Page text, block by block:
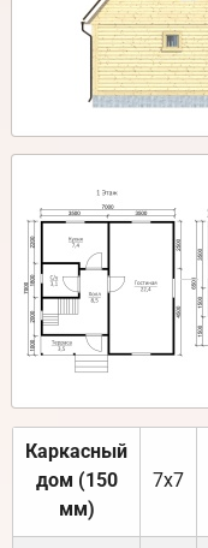
Каркасный
дом (150
мм)
7х7